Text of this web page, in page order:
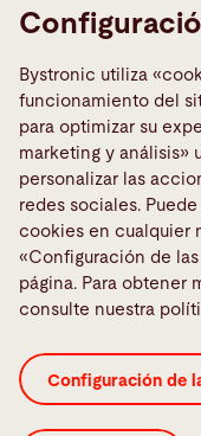
La clasificación de
chapas mejorada
horquillas
plástico, las piezas
de arañazos e
Flexibilidad
propician la
extracción de piezas
opciones de
Bystronic utiliza
funcionamiento del
para optimizar su
marketing y análisis»
personalizar las
redes sociales.
cookies en cualquier
«Configuración de
página. Para obtener
consulte nuestra
Configuración de